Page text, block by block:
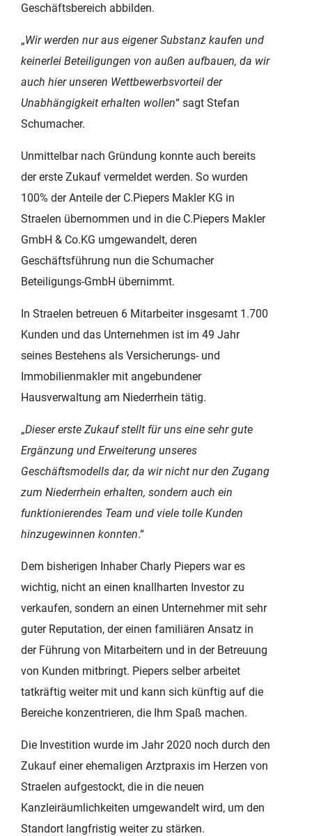
Geschäftsbereich abbilden.
„Wir werden nur aus eigener Substanz kaufen und
keinerlei Beteiligungen von außen aufbauen, da wir
auch hier unseren Wettbewerbsvorteil der
Unabhängigkeit erhalten wollen“ sagt Stefan
Schumacher.
Unmittelbar nach Gründung konnte auch bereits
der erste Zukauf vermeldet werden. So wurden
100% der Anteile der C.Piepers Makler KG in
Straelen übernommen und in die C.Piepers Makler
GmbH & Co.KG umgewandelt, deren
Geschäftsführung nun die Schumacher
Beteiligungs-GmbH übernimmt.
In Straelen betreuen 6 Mitarbeiter insgesamt 1.700
Kunden und das Unternehmen ist im 49 Jahr
seines Bestehens als Versicherungs- und
Immobilienmakler mit angebundener
Hausverwaltung am Niederrhein tätig.
„Dieser erste Zukauf stellt für uns eine sehr gute
Ergänzung und Erweiterung unseres
Geschäftsmodells dar, da wir nicht nur den Zugang
zum Niederrhein erhalten, sondern auch ein
funktionierendes Team und viele tolle Kunden
hinzugewinnen konnten.“
Dem bisherigen Inhaber Charly Piepers war es
wichtig, nicht an einen knallharten Investor zu
verkaufen, sondern an einen Unternehmer mit sehr
guter Reputation, der einen familiären Ansatz in
der Führung von Mitarbeitern und in der Betreuung
von Kunden mitbringt. Piepers selber arbeitet
tatkräftig weiter mit und kann sich künftig auf die
Bereiche konzentrieren, die Ihm Spaß machen.
Die Investition wurde im Jahr 2020 noch durch den
Zukauf einer ehemaligen Arztpraxis im Herzen von
Straelen aufgestockt, die in die neuen
Kanzleiräumlichkeiten umgewandelt wird, um den
Standort langfristig weiter zu stärken.